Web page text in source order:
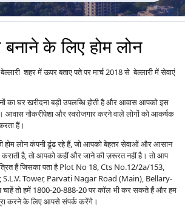
बनाने के लिए होम लोन
शहर में ऊपर बताए पते पर मार्च 2018 से बेल्लारी में सेवाएं
का घर खरीदना बड़ी उपलब्धि होती है और आवास आपको इस
आवास नौकरीपेशा और स्वरोजगार करने वाले लोगों को आकर्षक
हैं।
होम लोन कंपनी ढूंढ रहे हैं, जो आपको बेहतर सेवाओं और आसान
कराती है, तो आपको कहीं और जाने की ज़रूरत नहीं है। तो आप
हैं जिसका पता है Plot No 18, Cts No.12/2a/153,
Tower, Parvati Nagar Road (Main), Bellary-
तो हमें 1800-20-888-20 पर कॉल भी कर सकते हैं और हम
करने के लिए आपसे संपर्क करेंगे।